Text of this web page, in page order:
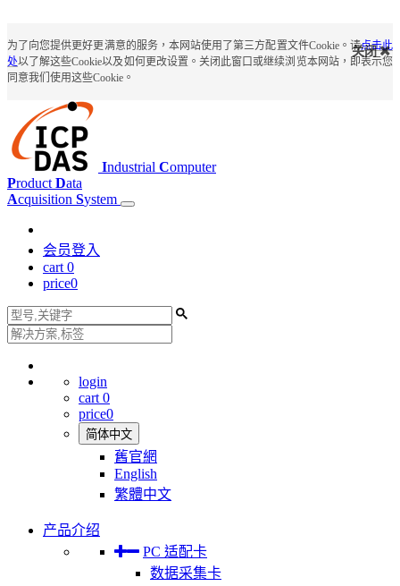
为了向您提供更好更满意的服务，本网站使用了第三方配置文件Cookie。请点击此
处以了解这些Cookie以及如何更改设置。关闭此窗口或继续浏览本网站，即表示您
同意我们使用这些Cookie。
关闭
Industrial Computer
Product Data
Acquisition System
会员登入
cart 0
price0
login
cart 0
price0
简体中文
舊官網
English
繁體中文
产品介绍
PC 适配卡
数据采集卡